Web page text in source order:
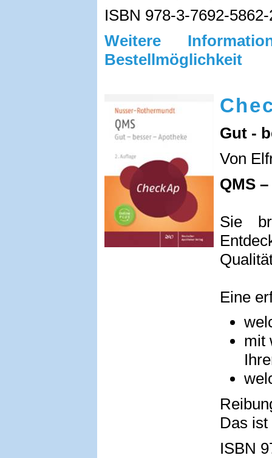
ISBN 978-3-7692-
Weitere
Bestellmöglichkeit
Gut -
Von
QMS
Sie
Eine
mit
Das
ISBN